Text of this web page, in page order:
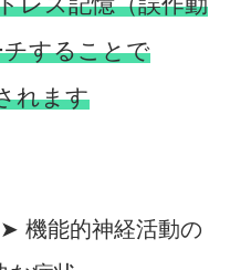
することで
れます
機能的神経活動の